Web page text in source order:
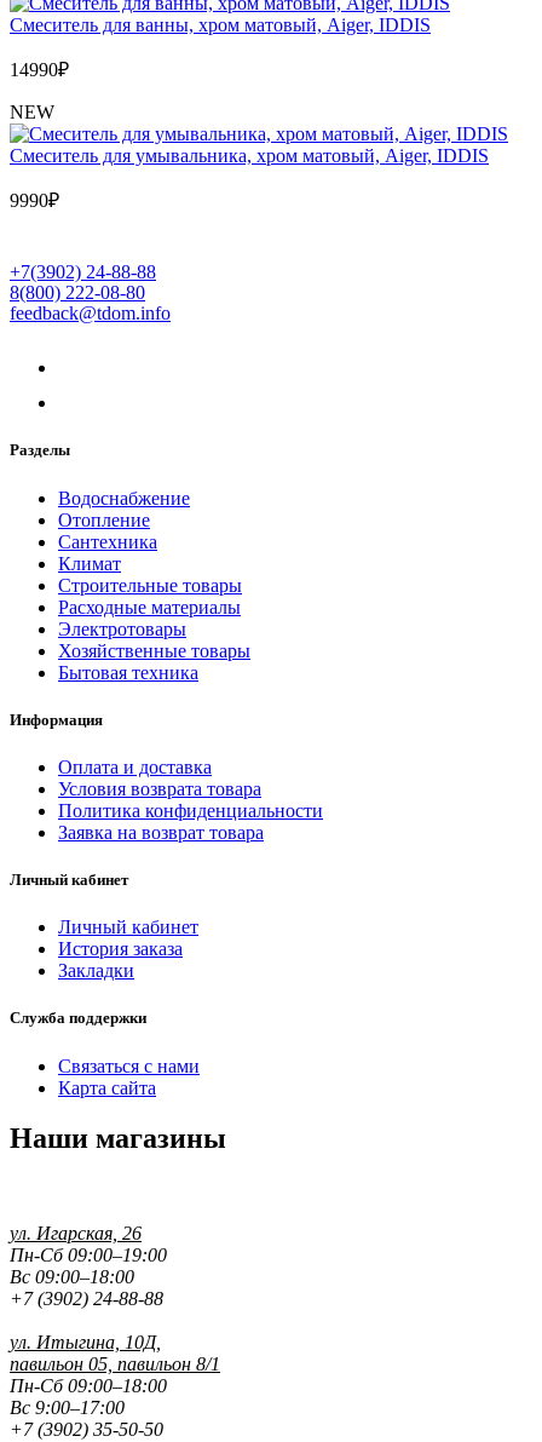
Cмеситель для ванны, хром матовый, Aiger, IDDIS
14990₽
NEW
Cмеситель для умывальника, хром матовый, Aiger, IDDIS
9990₽
+7(3902) 24-88-88
8(800) 222-08-80
feedback@tdom.info
Разделы
Водоснабжение
Отопление
Сантехника
Климат
Строительные товары
Расходные материалы
Электротовары
Хозяйственные товары
Бытовая техника
Информация
Оплата и доставка
Условия возврата товара
Политика конфиденциальности
Заявка на возврат товара
Личный кабинет
Личный кабинет
История заказа
Закладки
Служба поддержки
Связаться с нами
Карта сайта
Наши магазины
ул. Игарская, 26
Пн-Сб 09:00–19:00
Вс 09:00–18:00
+7 (3902) 24-88-88
ул. Итыгина, 10Д,
павильон 05, павильон 8/1
Пн-Сб 09:00–18:00
Вс 9:00–17:00
+7 (3902) 35-50-50